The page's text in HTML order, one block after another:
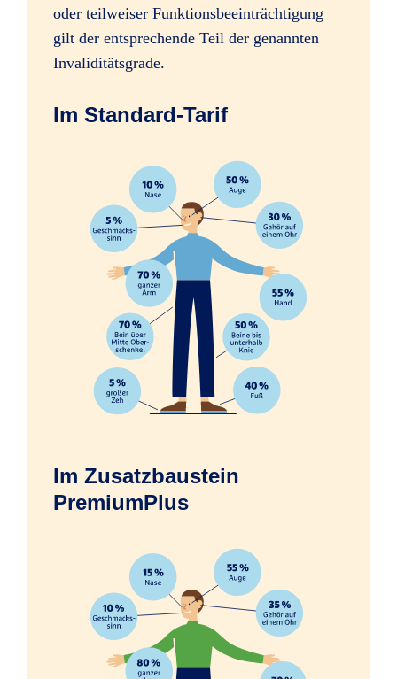
Sofortleistung bei schweren
Verletzungen, z.B. Amputation einer
ab 35 %
Psychologische Beratung nach
schweren Unfällen
Folgen psychischer und nervöser
Störungen
Erfrierungen infolge eines Unfalls
oder teilweiser Funktionsbeeinträchtigung
gilt der entsprechende Teil der genannten
Invaliditätsgrade.
Im Standard-Tarif
Im Zusatzbaustein
PremiumPlus